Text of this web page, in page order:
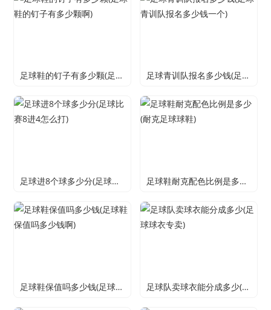
足球鞋的钉子有多少颗(足球鞋的钉子有多少颗啊) 足球青训队报名多少钱(足球青训队报名多少钱一个)
足球进8个球多少分(足球比赛8进4怎么打) 足球鞋耐克配色比例是多少(耐克足球球鞋)
足球鞋保值吗多少钱(足球鞋保值吗多少钱啊) 足球队卖球衣能分成多少(足球球衣专卖)